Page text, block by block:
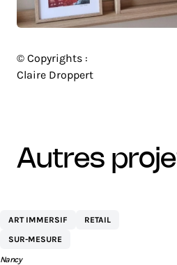
© Copyrights :
Claire Droppert
autres
COMMERCIAL ST
SÉBASTIEN BY AEW
ART IMMERSIF
RETAIL
SUR-MESURE
Nancy